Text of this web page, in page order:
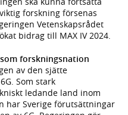
forskning försenas
Vetenskapsrådet
bidrag till MAX IV 2024.
forskningsnation
av den sjätte
Som stark
ledande land inom
har Sverige förutsättningar